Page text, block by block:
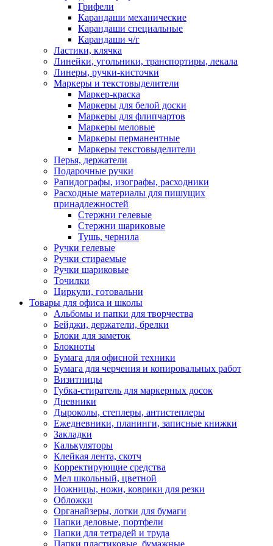
Грифели
Карандаши механические
Карандаши специальные
Карандаши ч/г
Ластики, клячка
Линейки, угольники, транспортиры, лекала
Линеры, ручки-кисточки
Маркеры и текстовыделители
Маркер-краска
Маркеры для белой доски
Маркеры для флипчартов
Маркеры меловые
Маркеры перманентные
Маркеры текстовыделители
Перья, держатели
Подарочные ручки
Рапидографы, изографы, расходники
Расходные материалы для пишущих
принадлежностей
Стержни гелевые
Стержни шариковые
Тушь, чернила
Ручки гелевые
Ручки стираемые
Ручки шариковые
Точилки
Циркули, готовальни
Товары для офиса и школы
Альбомы и папки для творчества
Бейджи, держатели, брелки
Блоки для заметок
Блокноты
Бумага для офисной техники
Бумага для черчения и копировальных работ
Визитницы
Губка-стиратель для маркерных досок
Дневники
Дыроколы, степлеры, антистеплеры
Ежедневники, планинги, записные книжки
Закладки
Калькуляторы
Клейкая лента, скотч
Корректирующие средства
Мел школьный, цветной
Ножницы, ножи, коврики для резки
Обложки
Органайзеры, лотки для бумаги
Папки деловые, портфели
Папки для тетрадей и труда
Папки пластиковые, бумажные